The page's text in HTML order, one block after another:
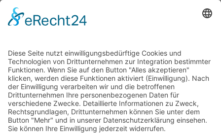
ab
© 2026 Tecowin GmbH |Impressum|Datenschutz
| Widerrufsrecht|AGB| Gewährleistung|RMA